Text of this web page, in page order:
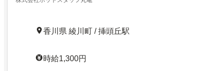
香川県 綾川町 / 挿頭丘駅
時給1,300円